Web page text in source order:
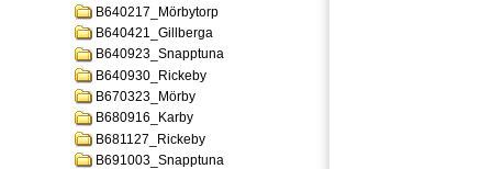
B640217_Mörbytorp
B640421_Gillberga
B640923_Snapptuna
B640930_Rickeby
B670323_Mörby
B680916_Karby
B681127_Rickeby
B691003_Snapptuna